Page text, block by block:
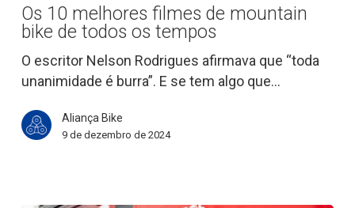
de
mountain
bike
de
os
tempos
Os 10 melhores filmes de mountain
bike de todos os tempos
O escritor Nelson Rodrigues afirmava que “toda
unanimidade é burra”. E se tem algo que…
Aliança Bike
9 de dezembro de 2024